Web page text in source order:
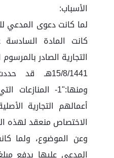
الأسباب:
لما كانت دعوى المدعي
كانت المادة
15/8/1441هـ
ومنها:"1-
أعمالهم التجارية
الاختصاص منعقد لهذه
وعن الموضوع، ولما